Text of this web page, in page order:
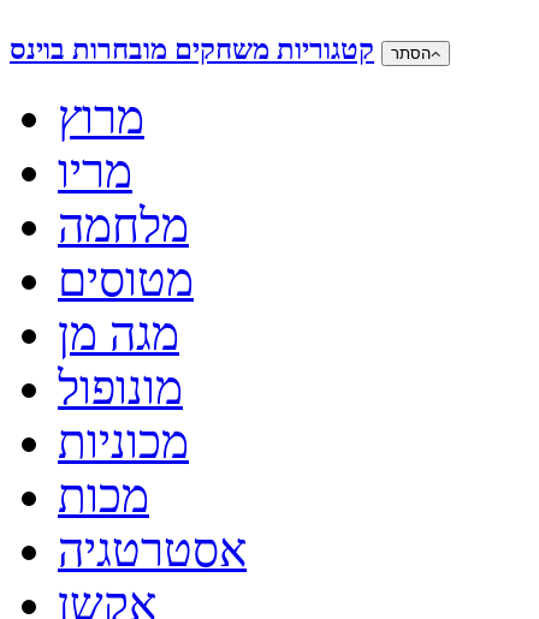
קטגוריות משחקים מובחרות בוינס הסתר
מרוץ
מריו
מלחמה
מטוסים
מגה מן
מונופול
מכוניות
מכות
אסטרטגיה
אקשן